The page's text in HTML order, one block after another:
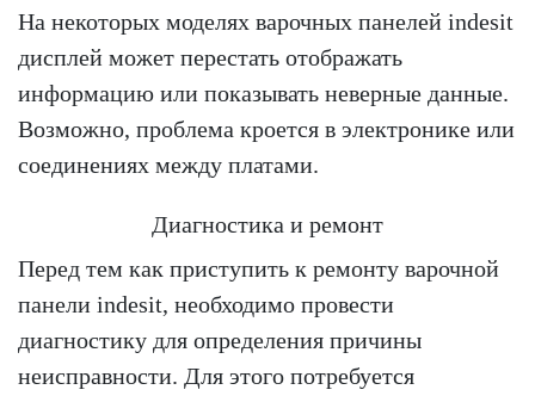
На некоторых моделях варочных панелей indesit
дисплей может перестать отображать
информацию или показывать неверные данные.
Возможно, проблема кроется в электронике или
соединениях между платами.
Диагностика и ремонт
Перед тем как приступить к ремонту варочной
панели indesit, необходимо провести
диагностику для определения причины
неисправности. Для этого потребуется